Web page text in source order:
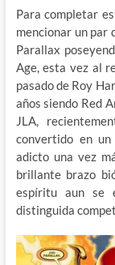
Para completar
mencionar un par
Parallax
Age, esta vez al
pasado de Roy
años siendo Red
JLA,
convertido en
adicto una vez
brillante brazo
espíritu aun se
distinguida